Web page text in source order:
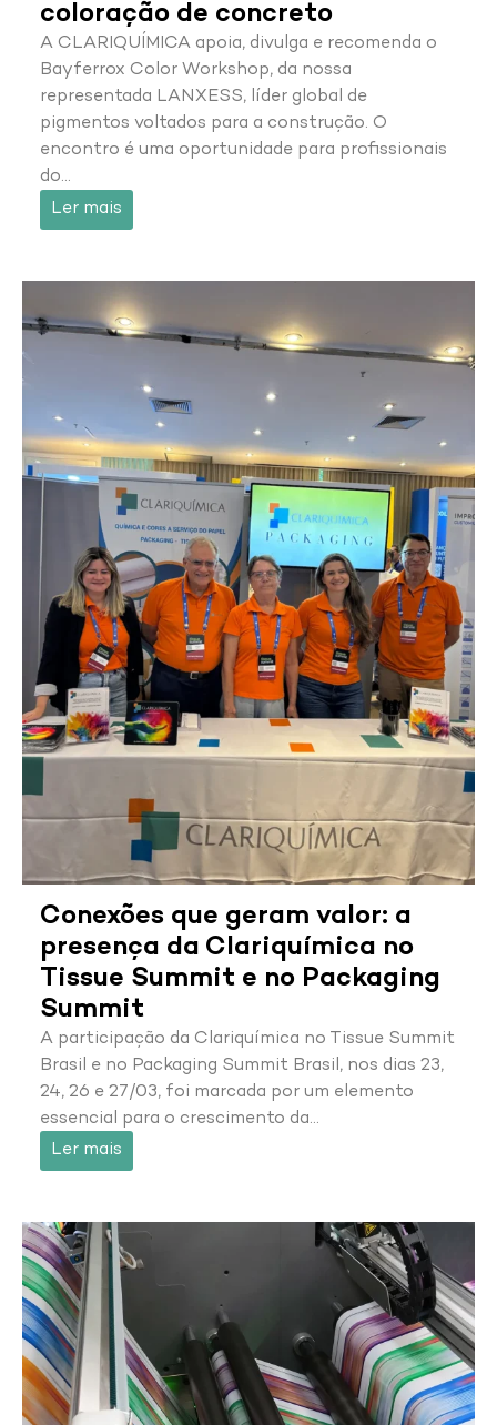
coloração de concreto
A CLARIQUÍMICA apoia, divulga e recomenda o
Bayferrox Color Workshop, da nossa
representada LANXESS, líder global de
pigmentos voltados para a construção. O
encontro é uma oportunidade para profissionais
do…
Ler mais
Conexões que geram valor: a
presença da Clariquímica no
Tissue Summit e no Packaging
Summit
A participação da Clariquímica no Tissue Summit
Brasil e no Packaging Summit Brasil, nos dias 23,
24, 26 e 27/03, foi marcada por um elemento
essencial para o crescimento da…
Ler mais